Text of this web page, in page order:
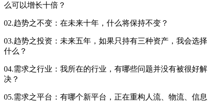
么可以增长十倍？
02.趋势之不变：在未来十年，什么将保持不变？
03.趋势之投资：未来五年，如果只持有三种资产，我会选择
什么？
04.需求之行业：我所在的行业，有哪些问题并没有被很好解
决？
05.需求之平台：有哪个新平台，正在重构人流、物流、信息